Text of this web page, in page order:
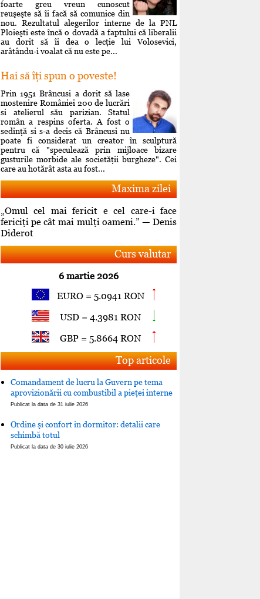
foarte greu vreun cunoscut
reuşeşte să îi facă să comunice din
nou. Rezultatul alegerilor interne de la PNL
Ploieşti este încă o dovadă a faptului că liberalii
au dorit să îi dea o lecţie lui Volosevici,
arâtându-i voalat că nu este pe...
Hai să îţi spun o poveste!
Prin 1951 Brâncusi a dorit să lase
mostenire României 200 de lucrări
si atelierul său parizian. Statul
român a respins oferta. A fost o
sedinţă si s-a decis că Brâncusi nu
poate fi considerat un creator în sculptură
pentru că "speculează prin mijloace bizare
gusturile morbide ale societăţii burgheze". Cei
care au hotărât asta au fost...
Maxima zilei
„Omul cel mai fericit e cel care-i face
fericiţi pe cât mai mulţi oameni.” — Denis
Diderot
Curs valutar
6 martie 2026
EURO = 5.0941 RON
USD = 4.3981 RON
GBP = 5.8664 RON
Top articole
Comandament de lucru la Guvern pe tema
aprovizionării cu combustibil a pieţei interne
Publicat la data de 31 iulie 2026
Ordine şi confort in dormitor: detalii care
schimbă totul
Publicat la data de 30 iulie 2026